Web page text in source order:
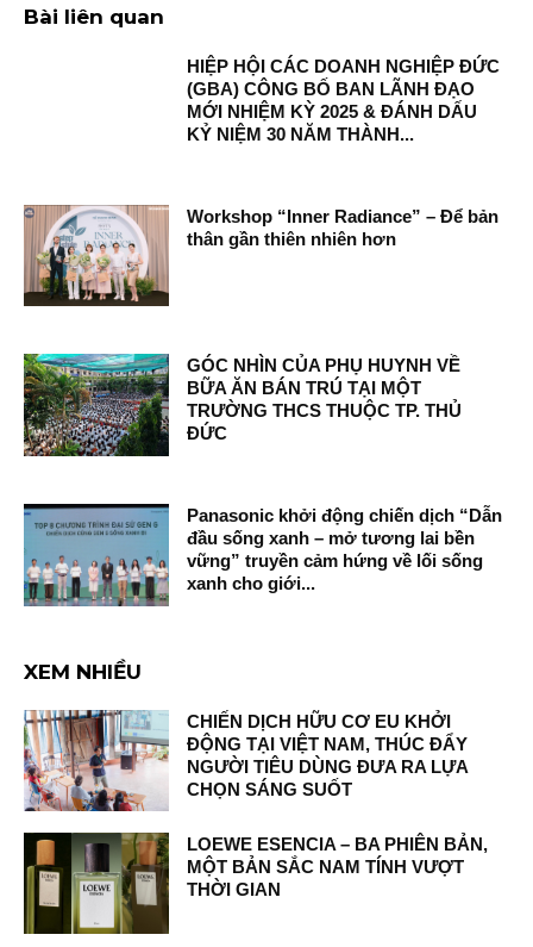
Bài liên quan
HIỆP HỘI CÁC DOANH NGHIỆP ĐỨC
(GBA) CÔNG BỐ BAN LÃNH ĐẠO
MỚI NHIỆM KỲ 2025 & ĐÁNH DẤU
KỶ NIỆM 30 NĂM THÀNH...
Workshop “Inner Radiance” – Để bản
thân gần thiên nhiên hơn
GÓC NHÌN CỦA PHỤ HUYNH VỀ
BỮA ĂN BÁN TRÚ TẠI MỘT
TRƯỜNG THCS THUỘC TP. THỦ
ĐỨC
Panasonic khởi động chiến dịch “Dẫn
đầu sống xanh – mở tương lai bền
vững” truyền cảm hứng về lối sống
xanh cho giới...
XEM NHIỀU
CHIẾN DỊCH HỮU CƠ EU KHỞI
ĐỘNG TẠI VIỆT NAM, THÚC ĐẨY
NGƯỜI TIÊU DÙNG ĐƯA RA LỰA
CHỌN SÁNG SUỐT
LOEWE ESENCIA – BA PHIÊN BẢN,
MỘT BẢN SẮC NAM TÍNH VƯỢT
THỜI GIAN